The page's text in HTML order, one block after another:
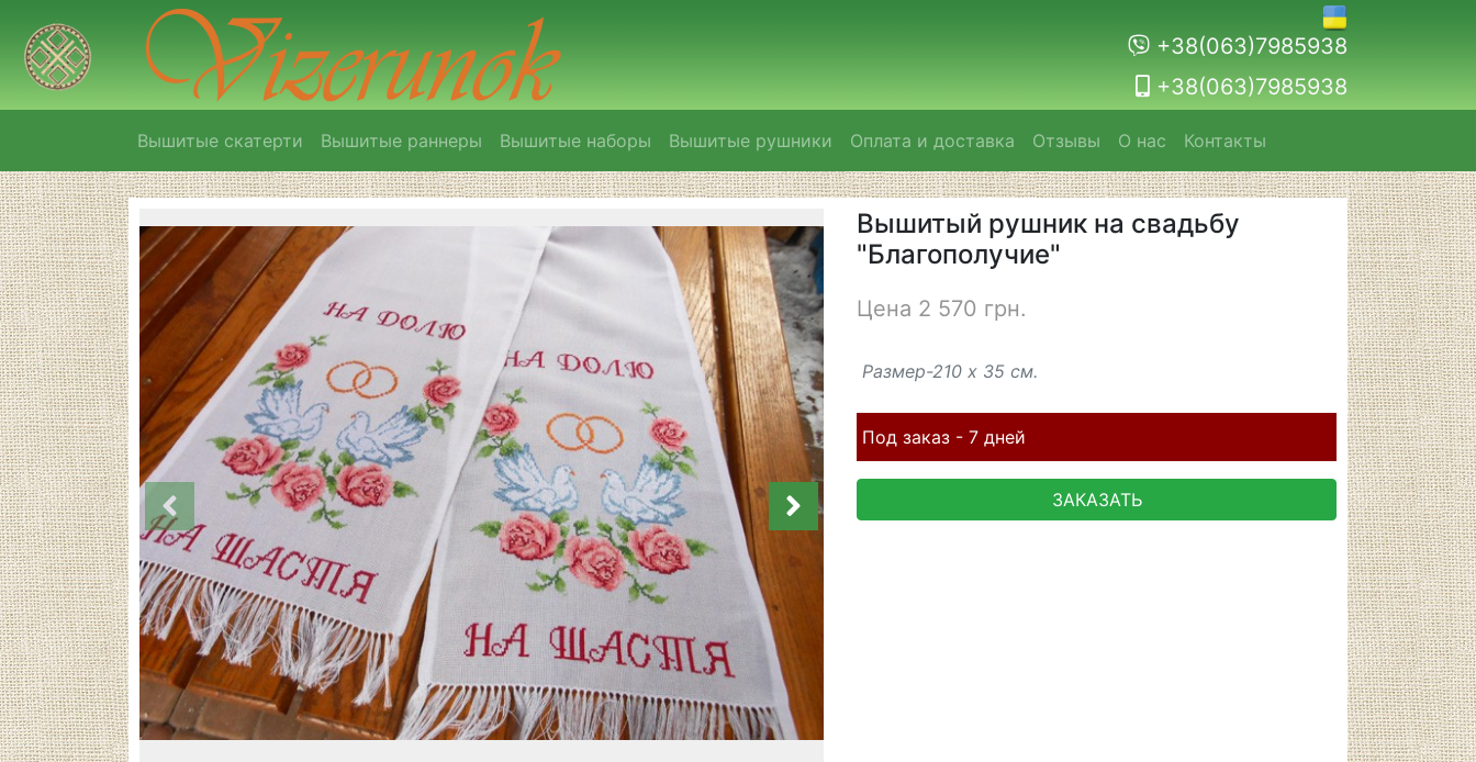
+38(063)7985938
+38(063)7985938
Вышитые скатерти Вышитые раннеры Вышитые наборы Вышитые рушники Оплата и доставка Отзывы О нас Контакты
Вышитый рушник на свадьбу
"Благополучие"
Цена 2 570 грн.
Размер-210 х 35 см.
Под заказ - 7 дней
ЗАКАЗАТЬ